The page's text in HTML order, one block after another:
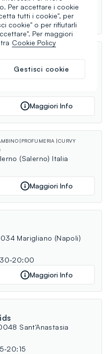
20:00
Maggiori Info
Cozzolino 86/88,
Maggiori Info
PROFUMERIA CURVY
(Salerno) Italia
Maggiori Info
Marigliano (Napoli)
20:00
Maggiori Info
Sant'Anastasia
20:15
Per accettare i cookie
tutti i cookie", per
cookie" o per rifiutarli
Per maggiori
Cookie Policy
Gestisci cookie